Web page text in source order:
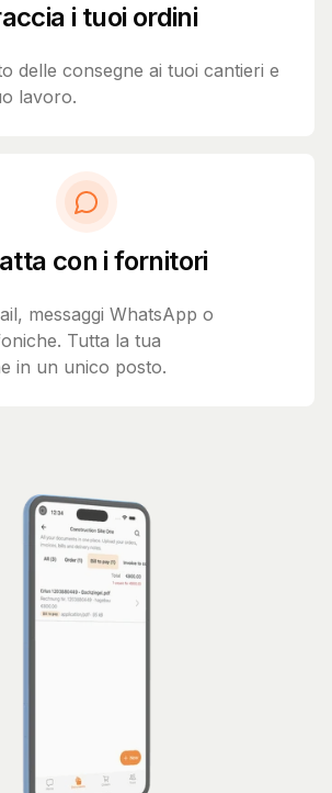
i tuoi ordini
delle consegne ai tuoi cantieri e
lavoro.
con i fornitori
messaggi WhatsApp o
Tutta la tua
in un unico posto.